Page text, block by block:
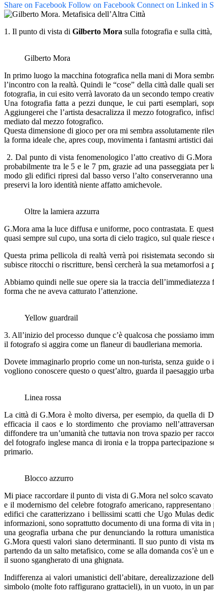
Share on Facebook Follow on Facebook Connect on Linked in
1. Il punto di vista di Gilberto Mora sulla fotografia e sulla città,
Gilberto Mora
In primo luogo la macchina fotografica nella mani di Mora
l’incontro con la realtà. Quindi le “cose” della città dalle quali
fotografia, in cui esito verrà lavorato da un secondo tempo
Una fotografia fatta a pezzi dunque, le cui parti esemplari,
Aggiungerei che l’artista desacralizza il mezzo fotografico,
mediato dal mezzo fotografico.
Questa dimensione di gioco per ora mi sembra assolutamente
la forma ideale che, apres coup, movimenta i fantasmi artistici
2. Dal punto di vista fenomenologico l’atto creativo di
probabilmente tra le 5 e le 7 pm, grazie ad una passeggiata
modo gli edifici ripresi dal basso verso l’alto conserveranno
preservi la loro identità niente affatto amichevole.
Oltre la lamiera azzurra
G.Mora ama la luce diffusa e uniforme, poco contrastata. E
quasi sempre sul cupo, una sorta di cielo tragico, sul quale
Questa prima pellicola di realtà verrà poi risistemata secondo
subisce ritocchi o riscritture, bensì cercherà la sua metamorfosi
Abbiamo quindi nelle sue opere sia la traccia
forma che ne aveva catturato l’attenzione.
Yellow guardrail
3. All’inizio del processo dunque c’è qualcosa che possiamo
il fotografo si aggira come un flaneur di baudleriana memoria.
Dovete immaginarlo proprio come un non-turista, senza guide o
vogliono conoscere questo o quest’altro, guarda il paesaggio
Linea rossa
La città di G.Mora è molto diversa, per esempio, da quella di
efficacia il caos e lo stordimento che proviamo
diffondere tra un’umanità che tuttavia non trova spazio per
del fotografo inglese manca di ironia e la troppa partecipazione
primario.
Blocco azzurro
Mi piace raccordare il punto di vista di G.Mora nel solco
e il modernismo del celebre fotografo americano,
edifici che caratterizzano i bellissimi scatti che Ugo Mulas
informazioni, sono soprattutto documento di una forma di vita
una geografia urbana che pur denunciando la rottura
G.Mora questi valori siano determinanti. Il suo punto di vista
partendo da un salto metafisico, come se alla domanda cos’è
il suono sgangherato di una ghignata.
Indifferenza ai valori umanistici dell’abitare, derealizzazione
simbolo (molte foto raffigurano grattacieli), in un vuoto, in un